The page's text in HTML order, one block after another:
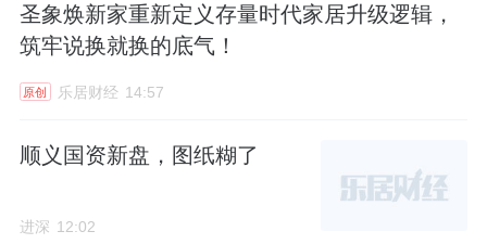
圣象焕新家重新定义存量时代家居升级逻辑，
筑牢说换就换的底气！
原创 乐居财经 14:57
顺义国资新盘，图纸糊了
进深 12:02